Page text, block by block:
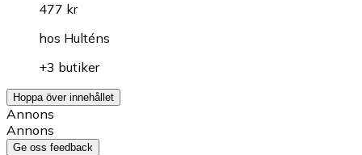
477 kr
hos Hulténs
+3 butiker
Hoppa över innehållet
Annons
Annons
Ge oss feedback